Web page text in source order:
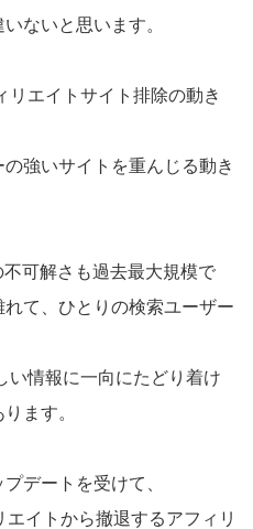
ないと思います。
リエイトサイト排除の動き
強いサイトを重んじる動き
可解さも過去最大規模で
て、ひとりの検索ユーザー
い情報に一向にたどり着け
ます。
デートを受けて、
イトから撤退するアフィリ